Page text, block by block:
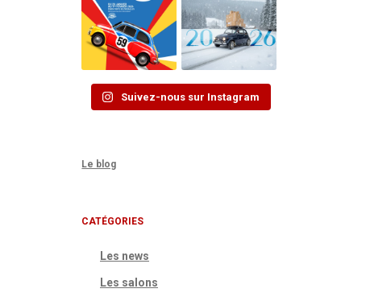
Suivez-nous sur Instagram
Le blog
CATÉGORIES
Les news
Les salons